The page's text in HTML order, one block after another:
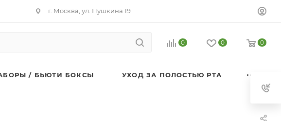
г. Москва, ул. Пушкина 19
0 0 0
/ БЬЮТИ БОКСЫ УХОД ЗА ПОЛОСТЬЮ РТА